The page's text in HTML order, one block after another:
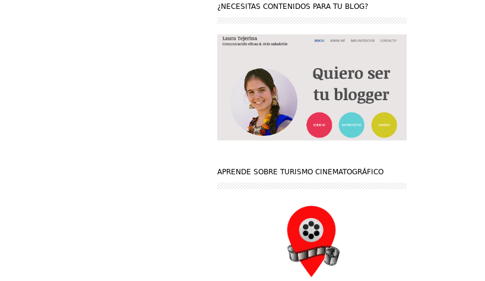
¿NECESITAS CONTENIDOS PARA TU BLOG?
APRENDE SOBRE TURISMO CINEMATOGRÁFICO